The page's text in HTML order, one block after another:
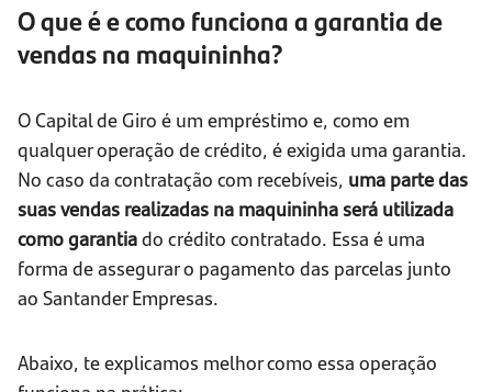
O que é e como funciona a garantia de
vendas na maquininha?
O Capital de Giro é um empréstimo e, como em
qualquer operação de crédito, é exigida uma garantia.
No caso da contratação com recebíveis, uma parte das
suas vendas realizadas na maquininha será utilizada
como garantiado crédito contratado. Essa é uma
forma de assegurar o pagamento das parcelas junto
ao Santander Empresas.
Abaixo, te explicamos melhor como essa operação